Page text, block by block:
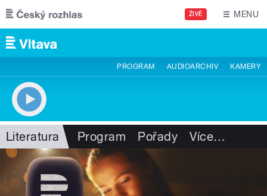
Přejít k hlavnímu obsahu
ŽIVĚ MENU
PROGRAM AUDIOARCHIV KAMERY
Literatura Program Pořady Více…